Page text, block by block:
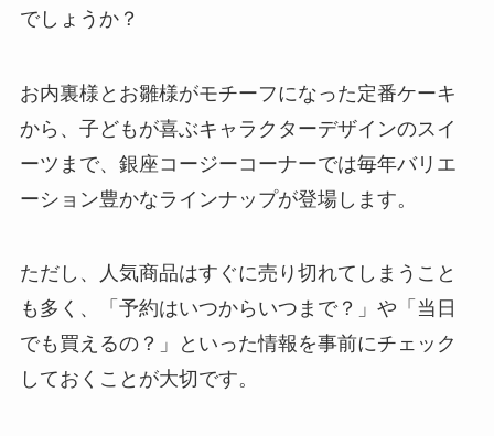
でしょうか？
お内裏様とお雛様がモチーフになった定番ケーキ
から、子どもが喜ぶキャラクターデザインのスイ
ーツまで、銀座コージーコーナーでは毎年バリエ
ーション豊かなラインナップが登場します。
ただし、人気商品はすぐに売り切れてしまうこと
も多く、「予約はいつからいつまで？」や「当日
でも買えるの？」といった情報を事前にチェック
しておくことが大切です。